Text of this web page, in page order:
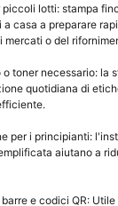
lotti: stampa
casa a preparare
mercati o del
o toner necessario: la
quotidiana di
per i principianti:
aiutano a
barre e codici QR: